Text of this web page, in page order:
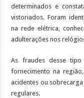
determinados e
vistoriados. Foram
na rede elétrica,
adulterações nos
As fraudes desse tipo
fornecimento na
acidentes ou
regulares.